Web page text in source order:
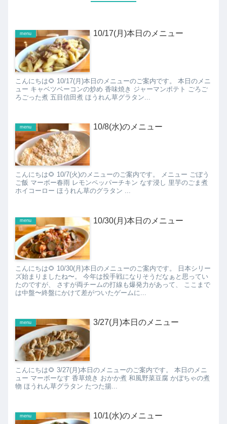
menu 10/17(月)本日のメニュー
こんにちは🌻 10/17(月)本日のメニューのご案内です。 本日のメニ
ュー キャベツベーコンの炒め 香味焼き ジャーマンポテト ごろご
ろごった煮 五目信田煮 ほうれん草グラタン...
menu 10/8(水)のメニュー
こんにちは🌻 10/7(火)のメニューのご案内です。 メニュー ごぼう
ご飯 マーボー春雨 レモンペッパーチキン なす浸し 里芋のごま煮
ホイコーロー ほうれん草のグラタン ...
menu 10/30(月)本日のメニュー
こんにちは🌻 10/30(月)本日のメニューのご案内です。 日本シリー
ズ始まりましたね〜。 今年は投手戦になりそうだなぁと思ってい
たのですが、 さすが両チームの打線も爆発力があって、 ここまで
は中盤〜終盤にかけて差がついたゲームに...
menu 3/27(月)本日のメニュー
こんにちは🌻 3/27(月)本日のメニューのご案内です。 本日のメニ
ュー マーボーなす 香草焼き おかか煮 和風野菜豆腐 かぼちゃの煮
物 ほうれん草グラタン たつた揚...
menu 10/1(水)のメニュー